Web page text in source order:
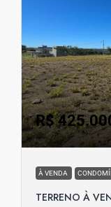
R$
À VENDA
TERRENO À